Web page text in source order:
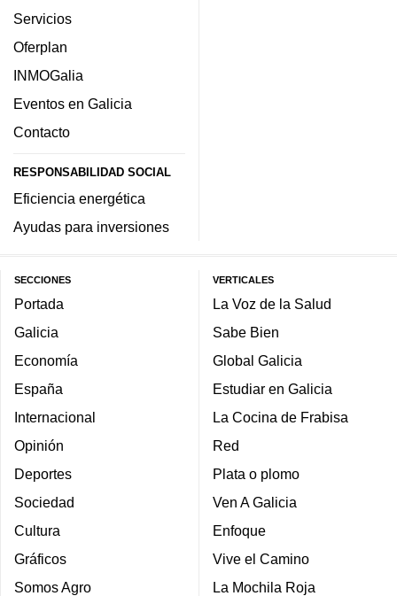
Servicios
Oferplan
INMOGalia
Eventos en Galicia
Contacto
RESPONSABILIDAD SOCIAL
Eficiencia energética
Ayudas para inversiones
SECCIONES
Portada
Galicia
Economía
España
Internacional
Opinión
Deportes
Sociedad
Cultura
Gráficos
Somos Agro
VERTICALES
La Voz de la Salud
Sabe Bien
Global Galicia
Estudiar en Galicia
La Cocina de Frabisa
Red
Plata o plomo
Ven A Galicia
Enfoque
Vive el Camino
La Mochila Roja